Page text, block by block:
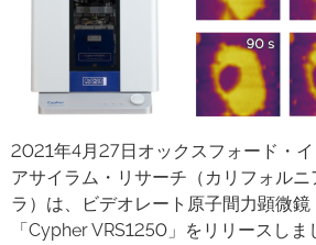
2021年4月27日オックスフォード・イ
アサイラム・リサーチ（カリフォル
ラ）は、ビデオレート原子間力顕微
「Cypher VRS1250」をリリースし